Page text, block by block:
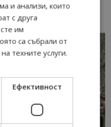
и анализи, които
с друга
им
са събрали от
техните услуги.
Ефективност